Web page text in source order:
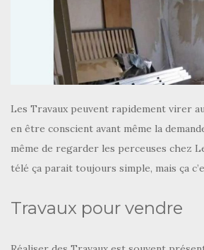
Les Travaux peuvent rapidement virer
en être conscient avant même la
même de regarder les perceuses chez
télé ça parait toujours simple, mais ça
Travaux pour vendre